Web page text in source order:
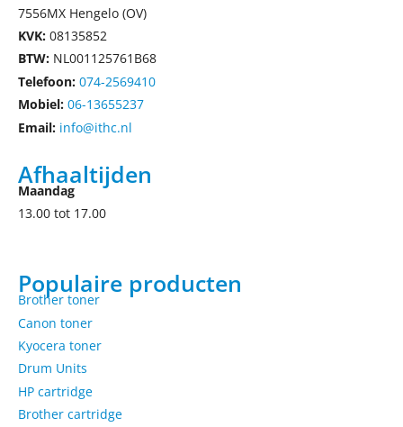
7556MX Hengelo (OV)
KVK: 08135852
BTW: NL001125761B68
Telefoon: 074-2569410
Mobiel: 06-13655237
Email: info@ithc.nl
Afhaaltijden
Maandag
13.00 tot 17.00
Populaire producten
Brother toner
Canon toner
Kyocera toner
Drum Units
HP cartridge
Brother cartridge